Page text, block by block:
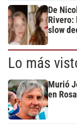
De
Rivero:
slow
Lo más
Murió
en